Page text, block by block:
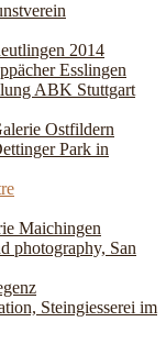
2014
Esslingen
ABK Stuttgart
Ostfildern
Park in
Maichingen
photography, San
Steingiesserei im